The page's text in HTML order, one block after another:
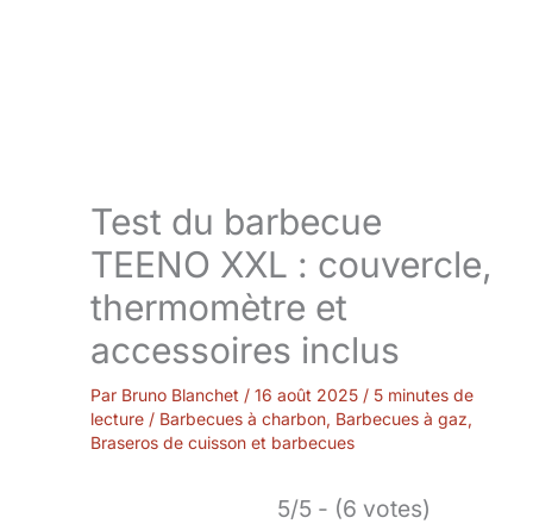
Test du barbecue
TEENO XXL : couvercle,
thermomètre et
accessoires inclus
Par Bruno Blanchet / 16 août 2025 / 5 minutes de
lecture / Barbecues à charbon, Barbecues à gaz,
Braseros de cuisson et barbecues
5/5 - (6 votes)